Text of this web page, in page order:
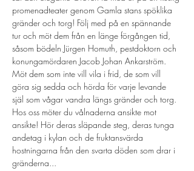
promenadteater genom Gamla stans spöklika
gränder och torg! Följ med på en spännande
tur och möt dem från en länge förgången tid,
såsom bödeln Jürgen Homuth, pestdoktorn och
konungamördaren Jacob Johan Ankarström.
Möt dem som inte vill vila i frid, de som vill
göra sig sedda och hörda för varje levande
själ som vågar vandra längs gränder och torg.
Hos oss möter du vålnaderna ansikte mot
ansikte! Hör deras släpande steg, deras tunga
andetag i kylan och de fruktansvärda
hostningarna från den svarta döden som drar i
gränderna...